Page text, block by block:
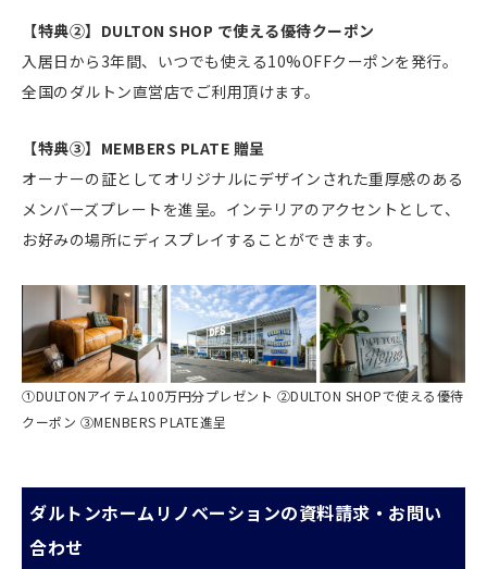
【特典②】DULTON SHOP で使える優待クーポン
入居日から3年間、いつでも使える10%OFFクーポンを発行。
全国のダルトン直営店でご利用頂けます。
【特典③】MEMBERS PLATE 贈呈
オーナーの証としてオリジナルにデザインされた重厚感のある
メンバーズプレートを進呈。インテリアのアクセントとして、
お好みの場所にディスプレイすることができます。
①DULTONアイテム100万円分プレゼント ②DULTON SHOPで使える優待
クーポン ③MENBERS PLATE進呈
ダルトンホームリノベーションの資料請求・お問い
合わせ